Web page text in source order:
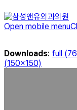
Open mobile menu
Downloads: full
(150x150)